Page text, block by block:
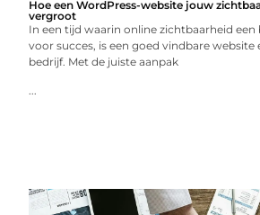
Hoe een WordPress-website jouw
vergroot
In een tijd waarin online zichtbaarheid een
voor succes, is een goed vindbare website
bedrijf. Met de juiste aanpak
...